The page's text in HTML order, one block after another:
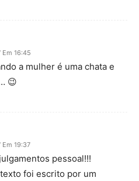
Em 16:45
a mulher é uma chata e
😉
Em 19:37
pessoal!!!
foi escrito por um